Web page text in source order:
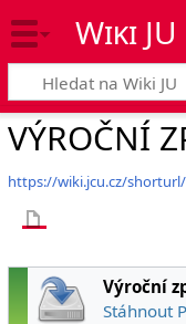
Wiki JU
VÝROČNÍ
https://wiki.jcu.cz/
Výroční
Stáhnout